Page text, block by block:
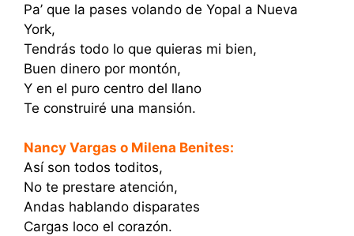
Pa’ que la pases volando de Yopal a Nueva
York,
Tendrás todo lo que quieras mi bien,
Buen dinero por montón,
Y en el puro centro del llano
Te construiré una mansión.
Nancy Vargas o Milena Benites:
Así son todos toditos,
No te prestare atención,
Andas hablando disparates
Cargas loco el corazón.